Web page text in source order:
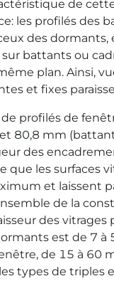
de
les profilés des
des dormants,
battants ou
plan. Ainsi,
et fixes
profilés de
80,8 mm
des
que les surfaces
et laissent
de la
des vitrages
est de 7 à
de 15 à 60
types de triples